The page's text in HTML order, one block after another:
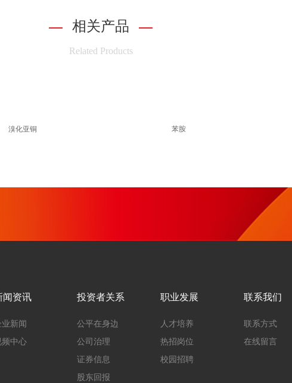
相关产品
Related Products
溴化亚铜 苯胺
闻资讯
业新闻
频中心
投资者关系
公平在身边
公司治理
证券信息
股东回报
职业发展
人才培养
热招岗位
校园招聘
联系我们
联系方式
在线留言